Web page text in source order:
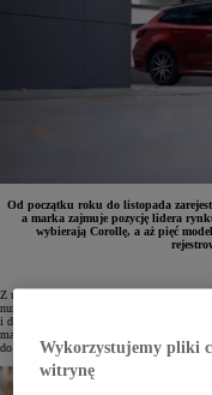
Od początku roku do listopada
a marka zajmuje pozycję lidera
wybierają Corollę, a aż pięć
Z udziałem rynkowym sięgającym 15,8%
numerem jeden na polskim rynku. W tym
i dostawczych, z czego 7672 zostały
marką zarówno przez klientów firmowych,
do rejestrów 5502 auta, a osoby
Wykorzystujemy pliki
witrynę